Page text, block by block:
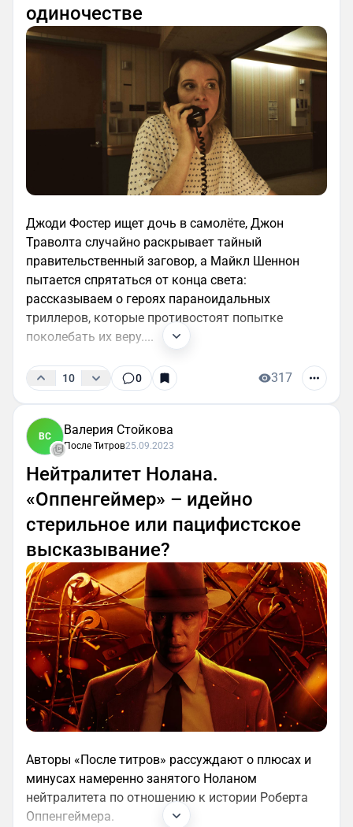
одиночестве
Джоди Фостер ищет дочь в самолёте, Джон
Траволта случайно раскрывает тайный
правительственный заговор, а Майкл Шеннон
пытается спрятаться от конца света:
рассказываем о героях параноидальных
триллеров, которые противостоят попытке
поколебать их веру....
10 0 317
ВС Валерия Стойкова
После Титров25.09.2023
Нейтралитет Нолана.
«Оппенгеймер» – идейно
стерильное или пацифистское
высказывание?
Авторы «После титров» рассуждают о плюсах и
минусах намеренно занятого Ноланом
нейтралитета по отношению к истории Роберта
Оппенгеймера.